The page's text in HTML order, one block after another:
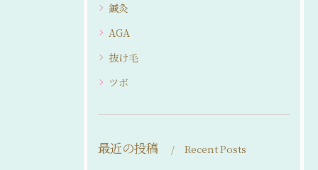
鍼灸
AGA
抜け毛
ツボ
最近の投稿 Recent Posts